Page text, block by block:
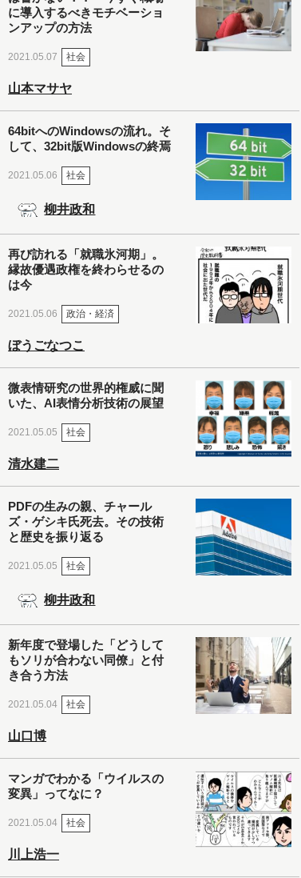
に導入するべきモチベーショ
ンアップの方法
2021.05.07 社会
山本マサヤ
64bitへのWindowsの流れ。そ
して、32bit版Windowsの終焉
2021.05.06 社会
柳井政和
再び訪れる「就職氷河期」。
縁故優遇政権を終わらせるの
は今
2021.05.06 政治・経済
ぼうごなつこ
微表情研究の世界的権威に聞
いた、AI表情分析技術の展望
2021.05.05 社会
清水建二
PDFの生みの親、チャール
ズ・ゲシキ氏死去。その技術
と歴史を振り返る
2021.05.05 社会
柳井政和
新年度で登場した「どうして
もソリが合わない同僚」と付
き合う方法
2021.05.04 社会
山口博
マンガでわかる「ウイルスの
変異」ってなに？
2021.05.04 社会
川上浩一